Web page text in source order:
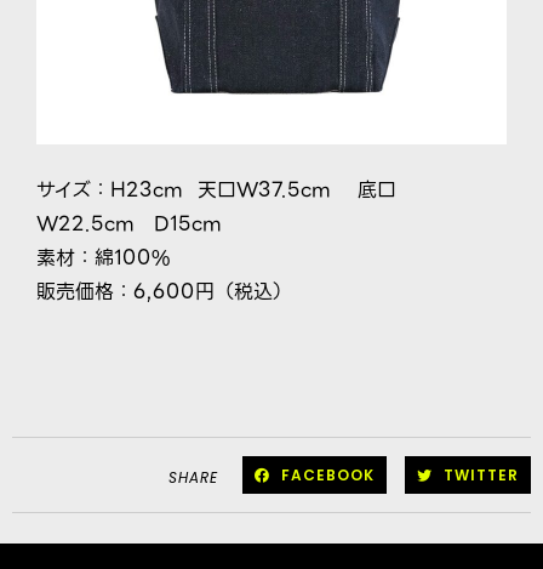
サイズ：H23cm 天口W37.5cm 底口
W22.5cm D15cm
素材：綿100%
販売価格：6,600円（税込）
SHARE FACEBOOK TWITTER